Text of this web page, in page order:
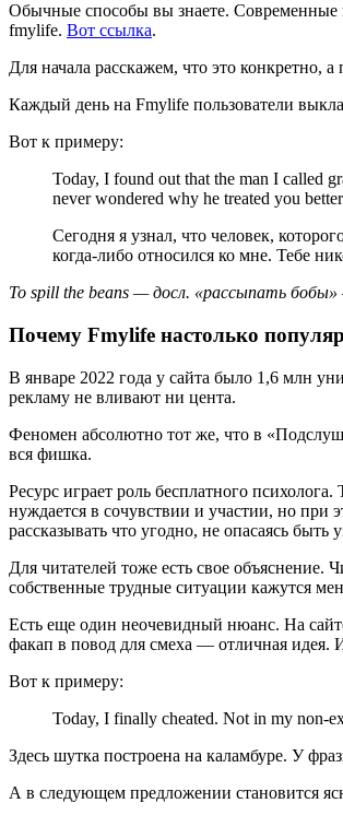
Обычные способы вы знаете. Современные
fmylife. Вот ссылка.
Для начала расскажем, что это конкретно,
Каждый день на Fmylife пользователи
Вот к примеру:
Today, I found out that the man I called
never wondered why he treated you
Сегодня я узнал, что человек,
когда-либо относился ко мне. Тебе
To spill the beans — досл. «рассыпать
Почему Fmylife настолько
В январе 2022 года у сайта было 1,6 млн
рекламу не вливают ни цента.
Феномен абсолютно тот же, что в
вся фишка.
Ресурс играет роль бесплатного
нуждается в сочувствии и участии, но при
рассказывать что угодно, не опасаясь
Для читателей тоже есть свое объяснение.
собственные трудные ситуации кажутся
Есть еще один неочевидный нюанс. На
факап в повод для смеха — отличная идея.
Вот к примеру:
Today, I finally cheated. Not in my non-
Здесь шутка построена на каламбуре. У
А в следующем предложении становится